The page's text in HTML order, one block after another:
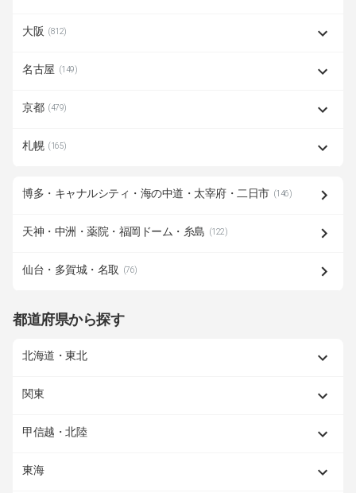
大阪 (812)
名古屋 (149)
京都 (479)
札幌 (165)
博多・キャナルシティ・海の中道・太宰府・二日市 (146)
天神・中洲・薬院・福岡ドーム・糸島 (122)
仙台・多賀城・名取 (76)
都道府県から探す
北海道・東北
関東
甲信越・北陸
東海